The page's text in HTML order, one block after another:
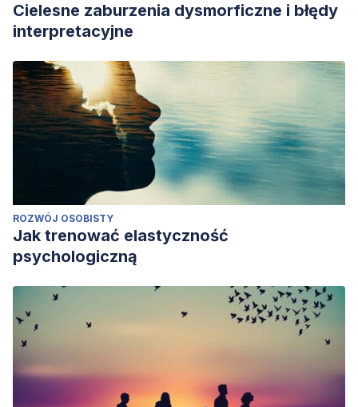
Cielesne zaburzenia dysmorficzne i błędy
interpretacyjne
ROZWÓJ OSOBISTY
Jak trenować elastyczność
psychologiczną